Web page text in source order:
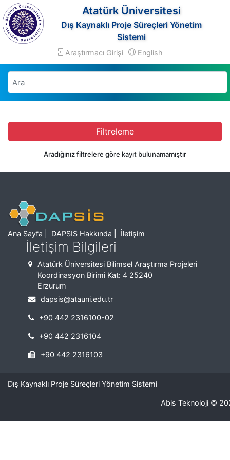
Atatürk Üniversitesi
Dış Kaynaklı Proje Süreçleri Yönetim
Sistemi
Araştırmacı Girişi English
Filtreleme
Aradığınız filtrelere göre kayıt bulunamamıştır
Ana Sayfa DAPSIS Hakkında İletişim
İletişim Bilgileri
Atatürk Üniversitesi Bilimsel Araştırma Projeleri
Koordinasyon Birimi Kat: 4 25240
Erzurum
dapsis@atauni.edu.tr
+90 442 2316100-02
+90 442 2316104
+90 442 2316103
Dış Kaynaklı Proje Süreçleri Yönetim Sistemi
Abis Teknoloji ©